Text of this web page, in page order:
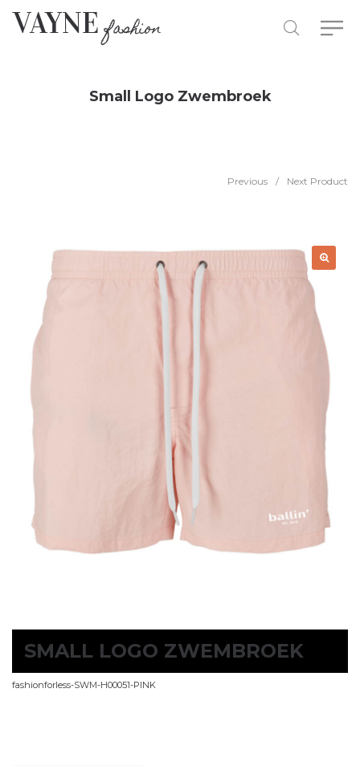
Small Logo Zwembroek
Previous / Next Product
SMALL LOGO ZWEMBROEK
fashionforless-SWM-H00051-PINK